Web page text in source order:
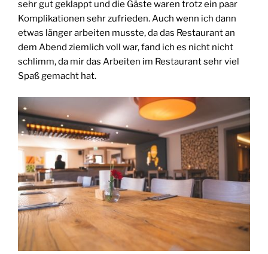
sehr gut geklappt und die Gäs­te waren trotz ein paar
Kom­pli­ka­tio­nen sehr zufrie­den. Auch wenn ich dann
etwas län­ger arbei­ten muss­te, da das Restau­rant an
dem Abend ziem­lich voll war, fand ich es nicht nicht
schlimm, da mir das Arbei­ten im Restau­rant sehr viel
Spaß gemacht hat.